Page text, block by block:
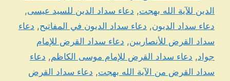
الدين للآية الله بهجت, دعاء سداد الدين للسيد عيسى,
دعاء سداد الديون, دعاء سداد الديون في المفاتيح, دعاء
سداد القرض للأنصاريين, دعاء سداد القرض للإمام
جواد, دعاء سداد القرض للإمام موسى الكاظم, دعاء
سداد القرض من الآية الله بهجت, دعاء سداد القرض